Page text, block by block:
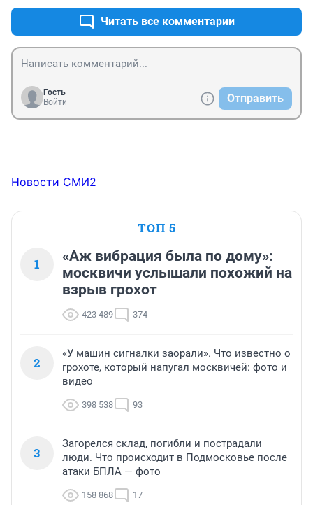
меры-это капля в море океана.
Читать все комментарии
Гость
Войти
Отправить
Новости СМИ2
ТОП 5
1
«Аж вибрация была по дому»:
москвичи услышали похожий на
взрыв грохот
423 489 374
2
«У машин сигналки заорали». Что известно о
грохоте, который напугал москвичей: фото и
видео
398 538 93
3
Загорелся склад, погибли и пострадали
люди. Что происходит в Подмосковье после
атаки БПЛА — фото
158 868 17